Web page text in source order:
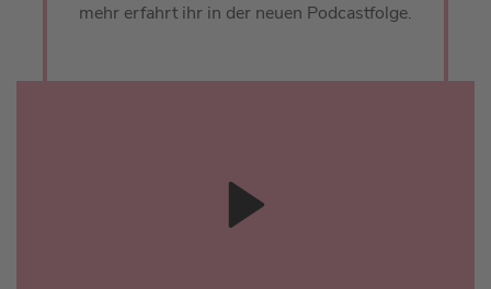
mehr erfahrt ihr in der neuen Podcastfolge.